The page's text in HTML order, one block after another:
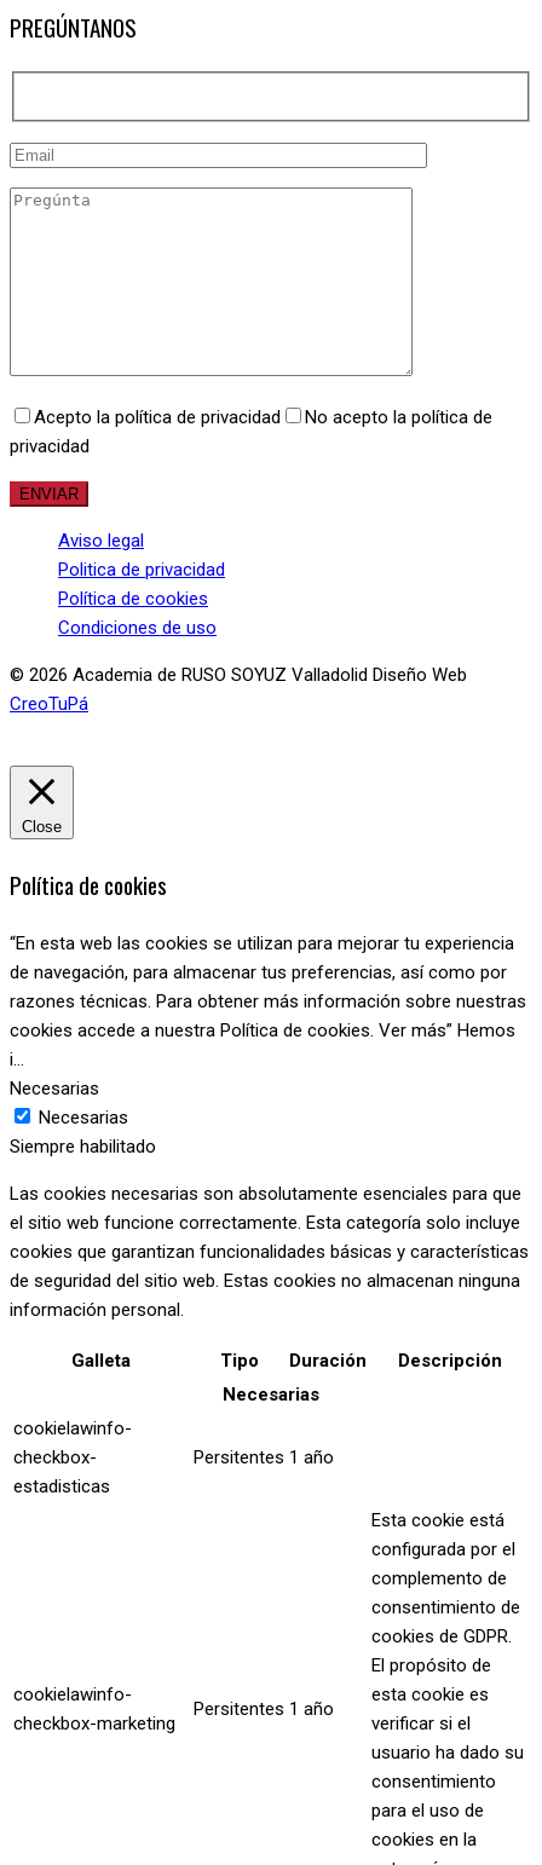
PREGÚNTANOS
Acepto la política de privacidad
No acepto la política de
privacidad
Aviso legal
Politica de privacidad
Política de cookies
Condiciones de uso
© 2026 Academia de RUSO SOYUZ Valladolid Diseño Web
CreoTuPá
Close
Política de cookies
“En esta web las cookies se utilizan para mejorar tu experiencia
de navegación, para almacenar tus preferencias, así como por
razones técnicas. Para obtener más información sobre nuestras
cookies accede a nuestra Política de cookies. Ver más” Hemos
i...
Necesarias
Necesarias
Siempre habilitado
Las cookies necesarias son absolutamente esenciales para que
el sitio web funcione correctamente. Esta categoría solo incluye
cookies que garantizan funcionalidades básicas y características
de seguridad del sitio web. Estas cookies no almacenan ninguna
información personal.
Galleta Tipo Duración
Descripción
Necesarias
cookielawinfo-
checkbox-
estadisticas
Persitentes 1 año
cookielawinfo-
checkbox-marketing
Persitentes 1 año
Esta cookie está
configurada por el
complemento de
consentimiento de
cookies de GDPR.
El propósito de
esta cookie es
verificar si el
usuario ha dado su
consentimiento
para el uso de
cookies en la